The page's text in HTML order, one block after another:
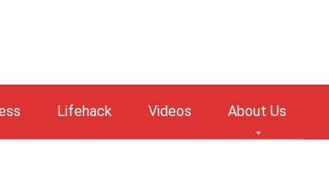
Lifehack Videos About Us